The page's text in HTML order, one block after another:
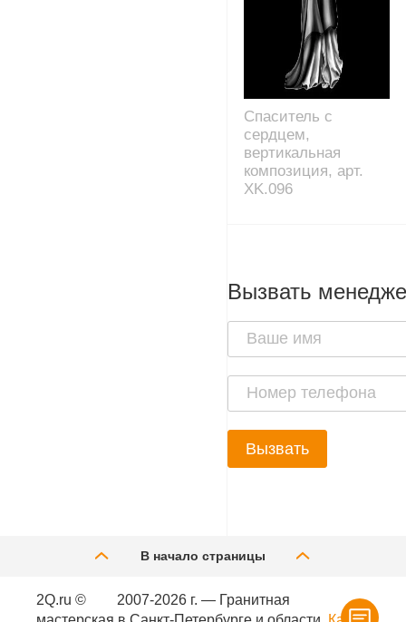
Спаситель с
сердцем,
вертикальная
композиция, арт.
XK.096
Вызвать
Вызвать
В начало страницы
2Q.ru ©
2007-2026 г. — Гранитная